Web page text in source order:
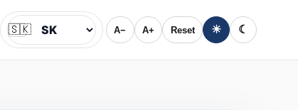
Jazyk
🇸🇰 A− A+ Reset ☀ ☾